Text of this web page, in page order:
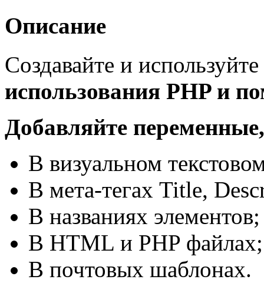
Описание
Создавайте и
использования PHP и
Добавляйте переменные,
В визуальном
В мета-тегах Title,
В названиях элементов;
В HTML и PHP файлах;
В почтовых шаблонах.